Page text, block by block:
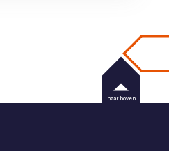
naar boven